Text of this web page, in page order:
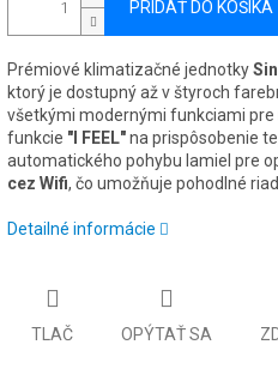
PRIDAŤ DO KOŠÍKA
Prémiové klimatizačné jednotky
ktorý je dostupný až v štyroch
všetkými modernými funkciami
funkcie "I FEEL"na prispôsobenie
automatického pohybu lamiel pre
cez Wifi, čo umožňuje pohodlné
Detailné informácie
TLAČ OPÝTAŤ SA